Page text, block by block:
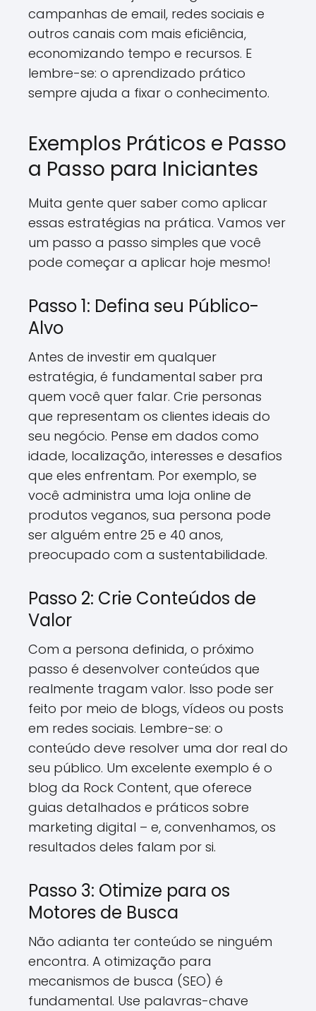
campanhas de email, redes sociais e
outros canais com mais eficiência,
economizando tempo e recursos. E
lembre-se: o aprendizado prático
sempre ajuda a fixar o conhecimento.
Exemplos Práticos e Passo
a Passo para Iniciantes
Muita gente quer saber como aplicar
essas estratégias na prática. Vamos ver
um passo a passo simples que você
pode começar a aplicar hoje mesmo!
Passo 1: Defina seu Público-
Alvo
Antes de investir em qualquer
estratégia, é fundamental saber pra
quem você quer falar. Crie personas
que representam os clientes ideais do
seu negócio. Pense em dados como
idade, localização, interesses e desafios
que eles enfrentam. Por exemplo, se
você administra uma loja online de
produtos veganos, sua persona pode
ser alguém entre 25 e 40 anos,
preocupado com a sustentabilidade.
Passo 2: Crie Conteúdos de
Valor
Com a persona definida, o próximo
passo é desenvolver conteúdos que
realmente tragam valor. Isso pode ser
feito por meio de blogs, vídeos ou posts
em redes sociais. Lembre-se: o
conteúdo deve resolver uma dor real do
seu público. Um excelente exemplo é o
blog da Rock Content, que oferece
guias detalhados e práticos sobre
marketing digital – e, convenhamos, os
resultados deles falam por si.
Passo 3: Otimize para os
Motores de Busca
Não adianta ter conteúdo se ninguém
encontra. A otimização para
mecanismos de busca (SEO) é
fundamental. Use palavras-chave